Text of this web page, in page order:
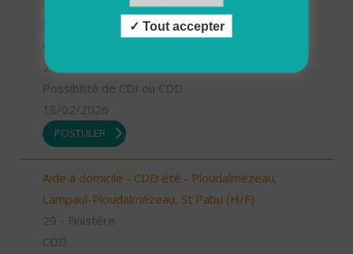
Plouzané /Plougonvelin/Le Conquet/Trébabu -
CDD ou CDI (H/F)
29 - Finistère
Possibilité de CDI ou CDD
18/02/2026
POSTULER
Aide à domicile - CDD été - Ploudalmézeau,
Lampaul-Ploudalmézeau, St Pabu (H/F)
29 - Finistère
CDD
Tout accepter